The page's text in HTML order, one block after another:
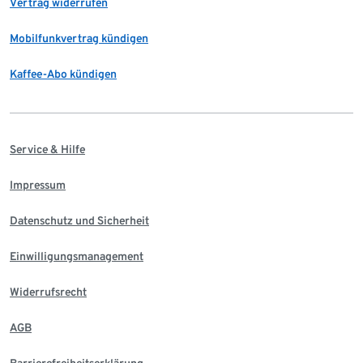
Vertrag widerrufen
Mobilfunkvertrag kündigen
Kaffee-Abo kündigen
Service & Hilfe
Impressum
Datenschutz und Sicherheit
Einwilligungsmanagement
Widerrufsrecht
AGB